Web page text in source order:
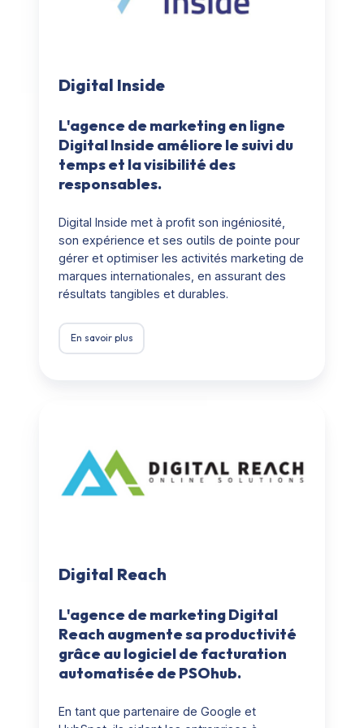
Digital Inside
L'agence de marketing en ligne
Digital Inside améliore le suivi du
temps et la visibilité des
responsables.
Digital Inside met à profit son ingéniosité,
son expérience et ses outils de pointe pour
gérer et optimiser les activités marketing de
marques internationales, en assurant des
résultats tangibles et durables.
En savoir plus
Digital Reach
L'agence de marketing Digital
Reach augmente sa productivité
grâce au logiciel de facturation
automatisée de PSOhub.
En tant que partenaire de Google et